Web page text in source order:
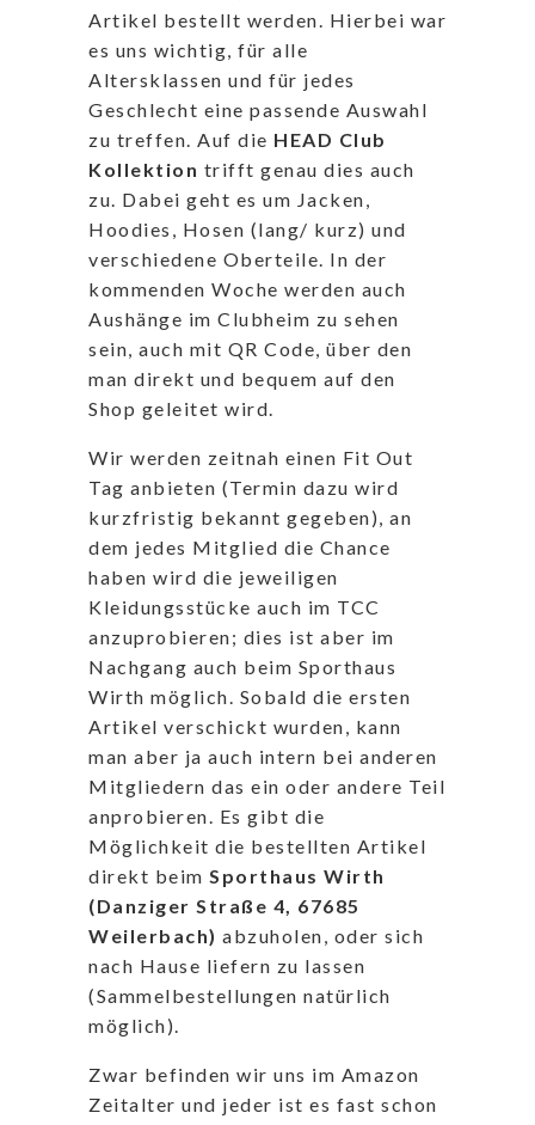
Artikel bestellt werden. Hierbei war
es uns wichtig, für alle
Altersklassen und für jedes
Geschlecht eine passende Auswahl
zu treffen. Auf die HEAD Club
Kollektion trifft genau dies auch
zu. Dabei geht es um Jacken,
Hoodies, Hosen (lang/ kurz) und
verschiedene Oberteile. In der
kommenden Woche werden auch
Aushänge im Clubheim zu sehen
sein, auch mit QR Code, über den
man direkt und bequem auf den
Shop geleitet wird.
Wir werden zeitnah einen Fit Out
Tag anbieten (Termin dazu wird
kurzfristig bekannt gegeben), an
dem jedes Mitglied die Chance
haben wird die jeweiligen
Kleidungsstücke auch im TCC
anzuprobieren; dies ist aber im
Nachgang auch beim Sporthaus
Wirth möglich. Sobald die ersten
Artikel verschickt wurden, kann
man aber ja auch intern bei anderen
Mitgliedern das ein oder andere Teil
anprobieren. Es gibt die
Möglichkeit die bestellten Artikel
direkt beim Sporthaus Wirth
(Danziger Straße 4, 67685
Weilerbach) abzuholen, oder sich
nach Hause liefern zu lassen
(Sammelbestellungen natürlich
möglich).
Zwar befinden wir uns im Amazon
Zeitalter und jeder ist es fast schon